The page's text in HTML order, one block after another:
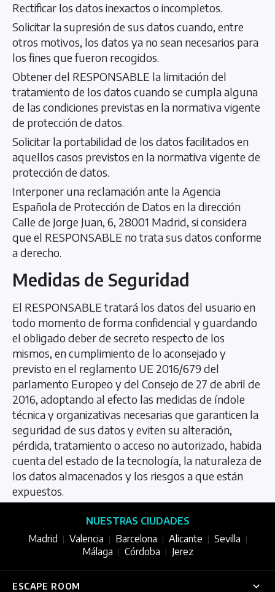
Rectificar los datos inexactos o incompletos.
Solicitar la supresión de sus datos cuando, entre
otros motivos, los datos ya no sean necesarios para
los fines que fueron recogidos.
Obtener del RESPONSABLE la limitación del
tratamiento de los datos cuando se cumpla alguna
de las condiciones previstas en la normativa vigente
de protección de datos.
Solicitar la portabilidad de los datos facilitados en
aquellos casos previstos en la normativa vigente de
protección de datos.
Interponer una reclamación ante la Agencia
Española de Protección de Datos en la dirección
Calle de Jorge Juan, 6, 28001 Madrid, si considera
que el RESPONSABLE no trata sus datos conforme
a derecho.
Medidas de Seguridad
El RESPONSABLE tratará los datos del usuario en
todo momento de forma confidencial y guardando
el obligado deber de secreto respecto de los
mismos, en cumplimiento de lo aconsejado y
previsto en el reglamento UE 2016/679 del
parlamento Europeo y del Consejo de 27 de abril de
2016, adoptando al efecto las medidas de índole
técnica y organizativas necesarias que garanticen la
seguridad de sus datos y eviten su alteración,
pérdida, tratamiento o acceso no autorizado, habida
cuenta del estado de la tecnología, la naturaleza de
los datos almacenados y los riesgos a que están
expuestos.
NUESTRAS CIUDADES
Madrid
| Valencia | Barcelona | Alicante | Sevilla |
Málaga | Córdoba | Jerez
ESCAPE ROOM